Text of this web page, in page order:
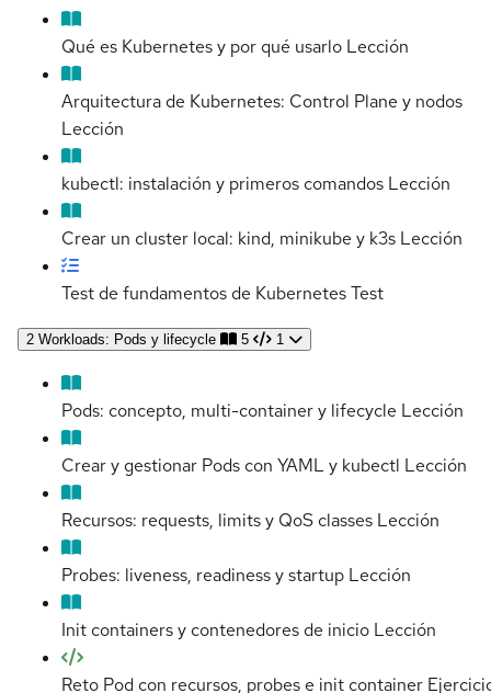
Qué es Kubernetes y por qué usarlo Lección
Arquitectura de Kubernetes: Control Plane y nodos
Lección
kubectl: instalación y primeros comandos Lección
Crear un cluster local: kind, minikube y k3s Lección
Test de fundamentos de KubernetesTest
2 Workloads: Pods y lifecycle 5 1
Pods: concepto, multi-container y lifecycle Lección
Crear y gestionar Pods con YAML y kubectl Lección
Recursos: requests, limits y QoS classes Lección
Probes: liveness, readiness y startup Lección
Init containers y contenedores de inicio Lección
Reto Pod con recursos, probes e init container